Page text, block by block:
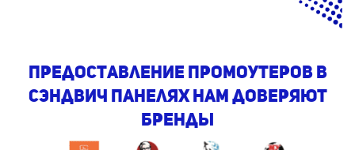
предоставление промоутеров в
сэндвич панелях Нам доверяют
бренды